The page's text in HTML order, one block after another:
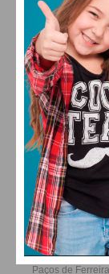
QUI
FERREIRA